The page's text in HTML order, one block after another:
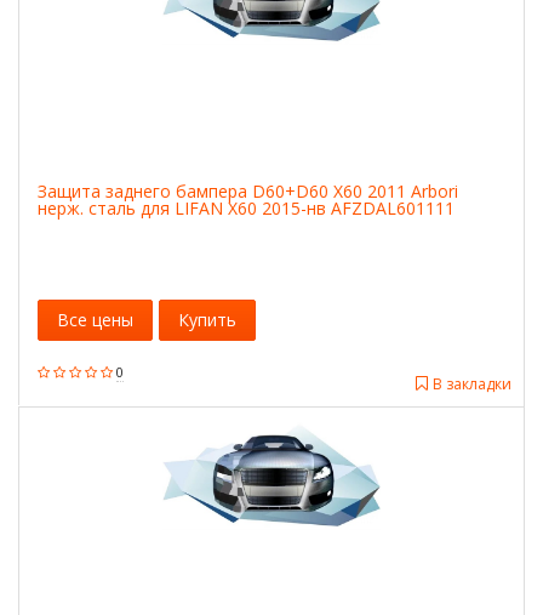
Защита заднего бампера D60+D60 X60 2011 Arbori
нерж. сталь для LIFAN X60 2015-нв AFZDAL601111
0
В закладки
Все цены Купить